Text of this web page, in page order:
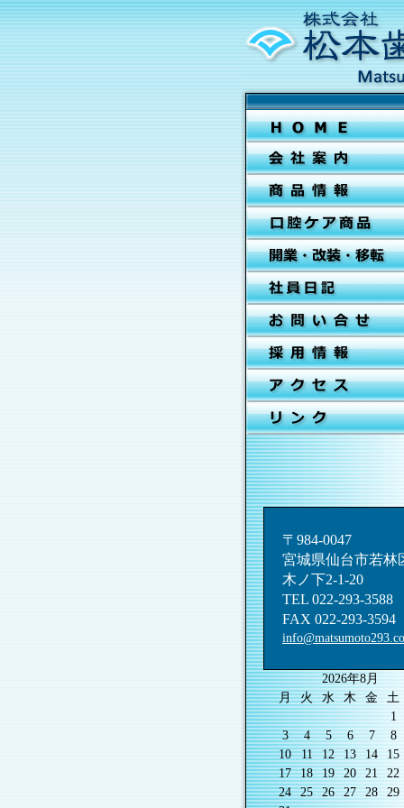
〒984-0047
宮城県仙台市若林
木ノ下2-1-20
TEL 022-293-3588
FAX 022-293-3594
2026年8月
月
火 水 木 金 土
1
3
4 5 6 7 8
10
11 12 13 14 15
17
18 19 20 21 22
24
25 26 27 28 29